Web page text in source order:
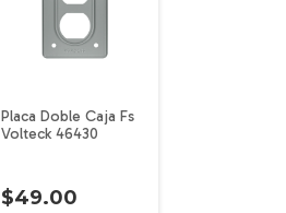
Placa Doble Caja Fs
Volteck 46430
$49.00